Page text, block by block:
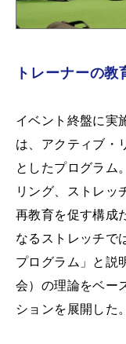
トレーナーの
イベント終盤に実
は、アクティブ・
としたプログラム
リング、ストレッ
再教育を促す構成
なるストレッチで
プログラム」と説
会）の理論をベー
ションを展開した。